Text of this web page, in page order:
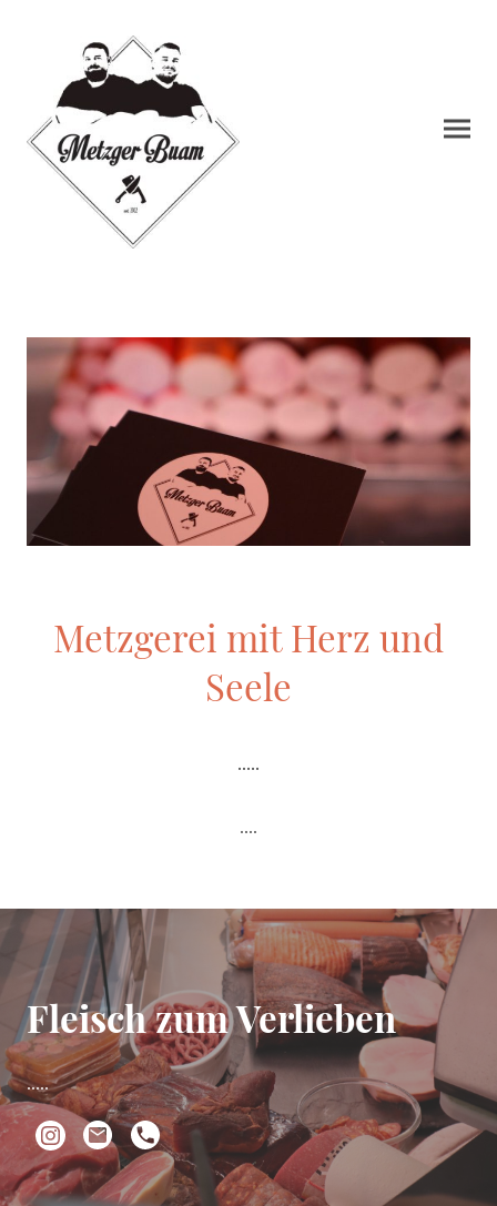
Metzgerei mit Herz und
Seele
.....
....
Fleisch zum Verlieben
.....